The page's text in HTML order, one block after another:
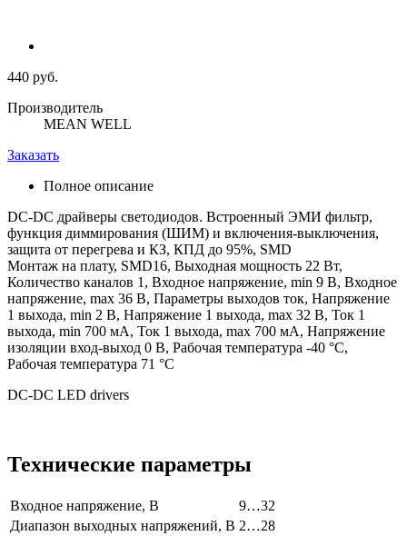
440 руб.
Производитель
MEAN WELL
Заказать
Полное описание
DC-DC драйверы светодиодов. Встроенный ЭМИ фильтр,
функция диммирования (ШИМ) и включения-выключения,
защита от перегрева и КЗ, КПД до 95%, SMD
Монтаж на плату, SMD16, Выходная мощность 22 Вт,
Количество каналов 1, Входное напряжение, min 9 В, Входное
напряжение, max 36 В, Параметры выходов ток, Напряжение
1 выхода, min 2 В, Напряжение 1 выхода, max 32 В, Ток 1
выхода, min 700 мА, Ток 1 выхода, max 700 мА, Напряжение
изоляции вход-выход 0 В, Рабочая температура -40 °C,
Рабочая температура 71 °C
DC-DC LED drivers
Технические параметры
Входное напряжение, В
9…32
Диапазон выходных напряжений, В 2…28